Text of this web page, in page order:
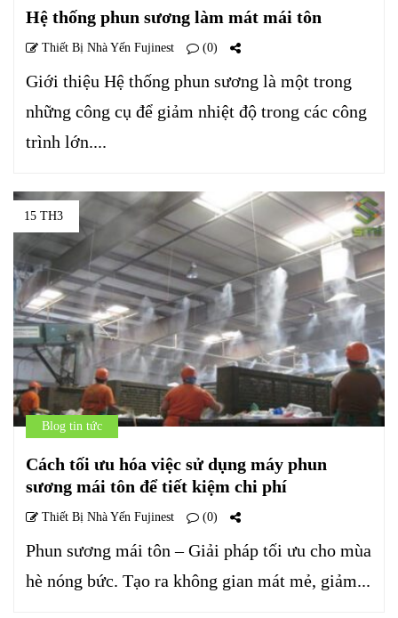
Hệ thống phun sương làm mát mái tôn
Thiết Bị Nhà Yến Fujinest (0)
Giới thiệu Hệ thống phun sương là một trong
những công cụ để giảm nhiệt độ trong các công
trình lớn....
15 TH3
Blog tin tức
Cách tối ưu hóa việc sử dụng máy phun
sương mái tôn để tiết kiệm chi phí
Thiết Bị Nhà Yến Fujinest (0)
Phun sương mái tôn – Giải pháp tối ưu cho mùa
hè nóng bức. Tạo ra không gian mát mẻ, giảm...